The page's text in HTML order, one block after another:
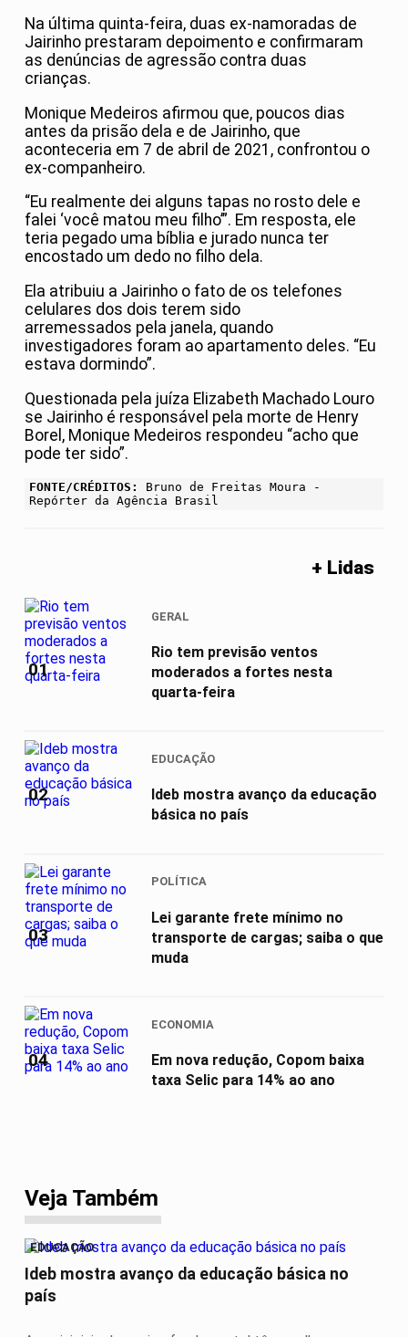
Na última quinta-feira, duas ex-namoradas de
Jairinho prestaram depoimento e confirmaram
as denúncias de agressão contra duas
crianças.
Monique Medeiros afirmou que, poucos dias
antes da prisão dela e de Jairinho, que
aconteceria em 7 de abril de 2021, confrontou o
ex-companheiro.
“Eu realmente dei alguns tapas no rosto dele e
falei ‘você matou meu filho’”. Em resposta, ele
teria pegado uma bíblia e jurado nunca ter
encostado um dedo no filho dela.
Ela atribuiu a Jairinho o fato de os telefones
celulares dos dois terem sido
arremessados pela janela, quando
investigadores foram ao apartamento deles. “Eu
estava dormindo”.
Questionada pela juíza Elizabeth Machado Louro
se Jairinho é responsável pela morte de Henry
Borel, Monique Medeiros respondeu “acho que
pode ter sido”.
FONTE/CRÉDITOS:
Bruno de Freitas Moura -
Repórter da Agência Brasil
+ Lidas
01
GERAL
Rio tem previsão ventos
moderados a fortes nesta
quarta-feira
02
EDUCAÇÃO
Ideb mostra avanço da educação
básica no país
03
POLÍTICA
Lei garante frete mínimo no
transporte de cargas; saiba o que
muda
04
ECONOMIA
Em nova redução, Copom baixa
taxa Selic para 14% ao ano
Veja Também
EDUCAÇÃO
Ideb mostra avanço da educação básica no
país